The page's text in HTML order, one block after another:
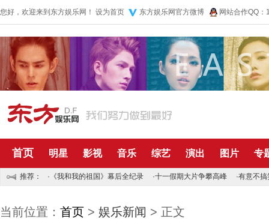
您好，欢迎来到东方娱乐网！ 设为首页 东方娱乐网官方微博 网站合作QQ
首页 明星 影视 音乐 综艺 演出 图片 专
推荐： · 《我和我的祖国》幕后全纪录 ·十一假期大片争攀高峰 ·有意不搞
当前位置： 首页 > 娱乐新闻 > 正文